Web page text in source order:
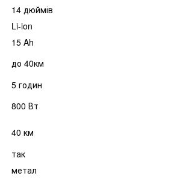
14 дюймів
Li-ion
15 Ah
до 40км
5 годин
800 Вт
40 км
так
метал